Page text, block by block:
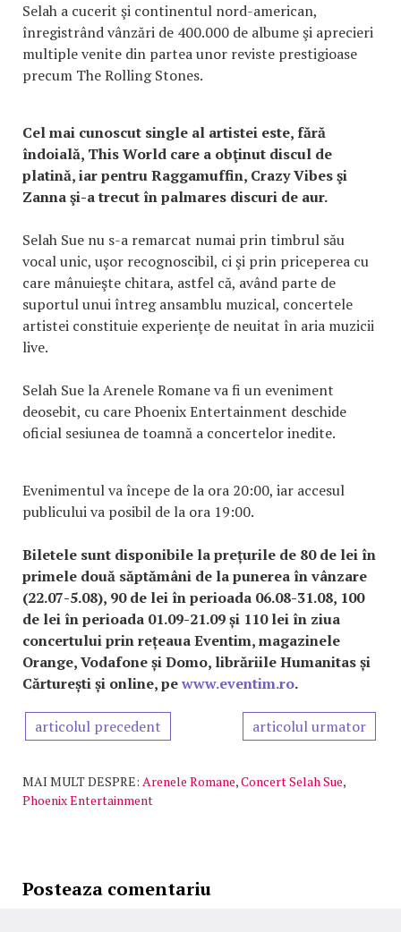
Selah a cucerit şi continentul nord-american,
înregistrând vânzări de 400.000 de albume şi aprecieri
multiple venite din partea unor reviste prestigioase
precum The Rolling Stones.
Cel mai cunoscut single al artistei este, fără
îndoială, This World care a obţinut discul de
platină, iar pentru Raggamuffin, Crazy Vibes şi
Zanna şi-a trecut în palmares discuri de aur.
Selah Sue nu s-a remarcat numai prin timbrul său
vocal unic, uşor recognoscibil, ci şi prin priceperea cu
care mânuieşte chitara, astfel că, având parte de
suportul unui întreg ansamblu muzical, concertele
artistei constituie experienţe de neuitat în aria muzicii
live.
Selah Sue la Arenele Romane va fi un eveniment
deosebit, cu care Phoenix Entertainment deschide
oficial sesiunea de toamnă a concertelor inedite.
Evenimentul va începe de la ora 20:00, iar accesul
publicului va posibil de la ora 19:00.
Biletele sunt disponibile la prețurile de 80 de lei în
primele două săptămâni de la punerea în vânzare
(22.07-5.08), 90 de lei în perioada 06.08-31.08, 100
de lei în perioada 01.09-21.09 și 110 lei în ziua
concertului prin rețeaua Eventim, magazinele
Orange, Vodafone și Domo, librăriile Humanitas și
Cărturești și online, pewww.eventim.ro.
articolul precedent articolul urmator
MAI MULT DESPRE: Arenele Romane,Concert Selah Sue,
Phoenix Entertainment
Posteaza comentariu